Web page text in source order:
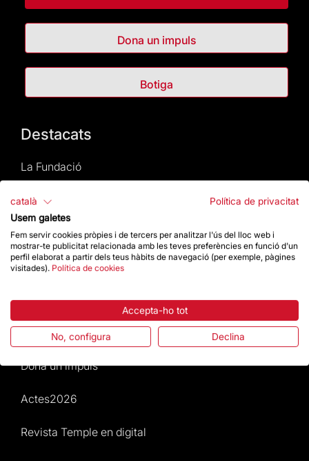
Dona un impuls
Botiga
Destacats
La Fundació
Preguntes freqüents
Atenció al Visitant
Normativa i condicions de compra
Notícies i Actualitat
Agenda
Dona un impuls
Actes2026
Revista Temple en digital
català
Política de privacitat
Usem galetes
Fem servir cookies pròpies i de tercers per analitzar l'ús del lloc web i
mostrar-te publicitat relacionada amb les teves preferències en funció d'un
perfil elaborat a partir dels teus hàbits de navegació (per exemple, pàgines
visitades). Política de cookies
Accepta-ho tot
No, configura Declina